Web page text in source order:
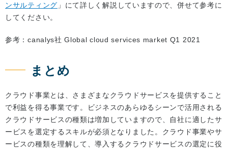
ンサルティング 」にて詳しく解説していますので、併せて参考に
してください。
参考：canalys社 Global cloud services market Q1 2021
まとめ
クラウド事業とは、さまざまなクラウドサービスを提供すること
で利益を得る事業です。ビジネスのあらゆるシーンで活用される
クラウドサービスの種類は増加していますので、自社に適したサ
ービスを選定するスキルが必須となりました。クラウド事業やサ
ービスの種類を理解して、導入するクラウドサービスの選定に役